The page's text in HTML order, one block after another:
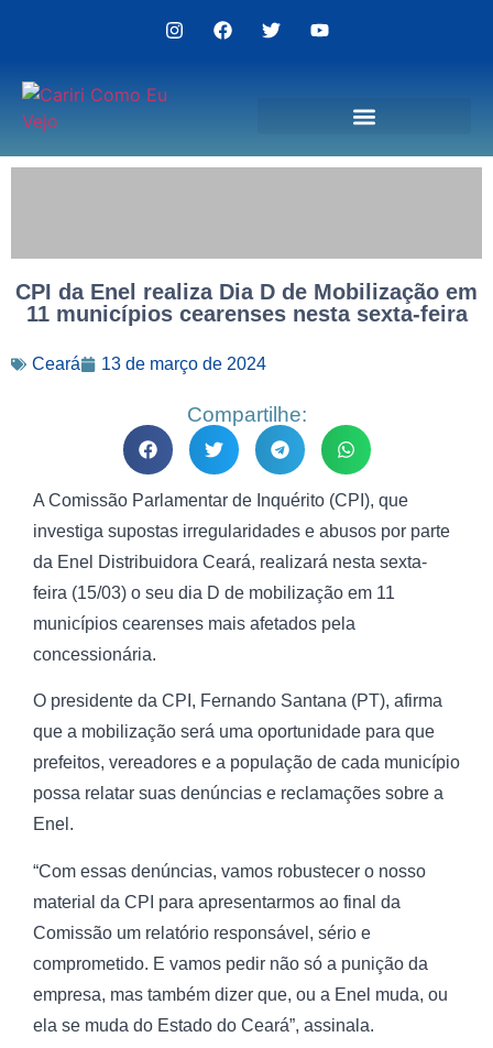
CPI da Enel realiza Dia D de Mobilização em
11 municípios cearenses nesta sexta-feira
Ceará 13 de março de 2024
Compartilhe:
A Comissão Parlamentar de Inquérito (CPI), que
investiga supostas irregularidades e abusos por parte
da Enel Distribuidora Ceará, realizará nesta sexta-
feira (15/03) o seu dia D de mobilização em 11
municípios cearenses mais afetados pela
concessionária.
O presidente da CPI, Fernando Santana (PT), afirma
que a mobilização será uma oportunidade para que
prefeitos, vereadores e a população de cada município
possa relatar suas denúncias e reclamações sobre a
Enel.
“Com essas denúncias, vamos robustecer o nosso
material da CPI para apresentarmos ao final da
Comissão um relatório responsável, sério e
comprometido. E vamos pedir não só a punição da
empresa, mas também dizer que, ou a Enel muda, ou
ela se muda do Estado do Ceará”, assinala.